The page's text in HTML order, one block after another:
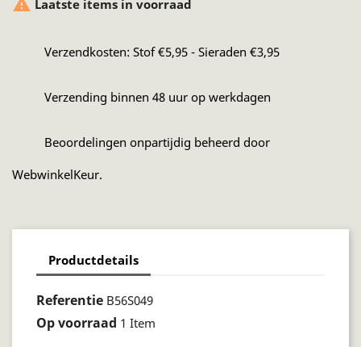
 Laatste items in voorraad
Verzendkosten: Stof €5,95 - Sieraden €3,95
Verzending binnen 48 uur op werkdagen
Beoordelingen onpartijdig beheerd door
WebwinkelKeur.
Productdetails
Referentie B56S049
Op voorraad 1 Item